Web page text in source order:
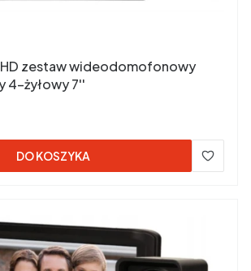
HD zestaw wideodomofonowy
4-żyłowy 7''
DO KOSZYKA